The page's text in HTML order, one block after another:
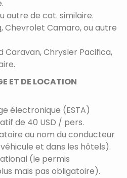
autre de cat. similaire.
Chevrolet Camaro, ou autre
Caravan, Chrysler Pacifica,
ET DE LOCATION
électronique (ESTA)
de 40 USD / pers.
au nom du conducteur
et dans les hôtels).
(le permis
mais pas obligatoire).